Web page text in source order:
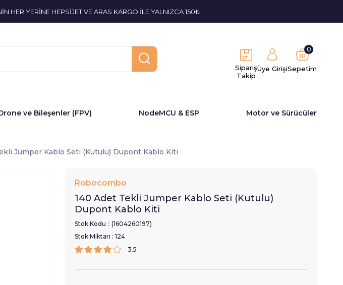
HER YERİNE HEPSİJET VE ARAS KARGO İLE YALNIZCA 150₺
Sipariş
Takip
Üye GirişiSepetim
0
ve Bileşenler (FPV) NodeMCU & ESP Motor ve Sürücüler
Jumper Kablo Seti (Kutulu) Dupont Kablo Kiti
Robocombo
140 Adet Tekli Jumper Kablo Seti (Kutulu)
Dupont Kablo Kiti
Stok Kodu
(1604260197)
Stok Miktarı : 124
3.5